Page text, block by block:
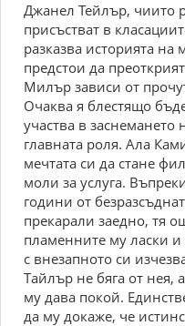
Джанел Тейлър, чиито
присъстват в
разказва историята
предстои да
Милър зависи от
Очаква я блестящо
участва в
главната роля. Ала
мечтата си да стане
моли за услуга.
години от
прекарали заедно, тя
пламенните му ласки
с внезапното си
Тайлър не бяга от нея,
му дава покой.
да му докаже, че